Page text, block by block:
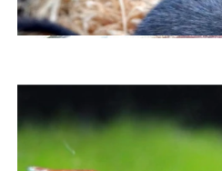
Ryby